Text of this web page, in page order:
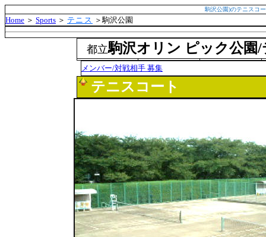
駒沢公園)のテニスコートの利用概要 - 施設
Home ＞ Sports ＞ テニス ＞駒沢公園
都立駒沢オリン ピック公園
メンバー/対戦相手 募集
テニスコート